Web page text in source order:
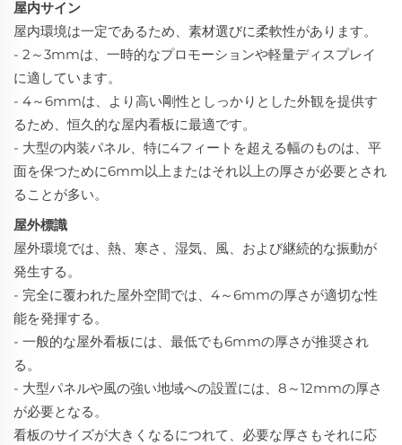
屋内サイン
屋内環境は一定であるため、素材選びに柔軟性があります。
- 2～3mmは、一時的なプロモーションや軽量ディスプレイ
に適しています。
- 4～6mmは、より高い剛性としっかりとした外観を提供す
るため、恒久的な屋内看板に最適です。
- 大型の内装パネル、特に4フィートを超える幅のものは、平
面を保つために6mm以上またはそれ以上の厚さが必要とされ
ることが多い。
屋外標識
屋外環境では、熱、寒さ、湿気、風、および継続的な振動が
発生する。
- 完全に覆われた屋外空間では、4～6mmの厚さが適切な性
能を発揮する。
- 一般的な屋外看板には、最低でも6mmの厚さが推奨され
る。
- 大型パネルや風の強い地域への設置には、8～12mmの厚さ
が必要となる。
看板のサイズが大きくなるにつれて、必要な厚さもそれに応